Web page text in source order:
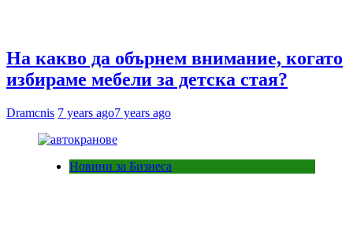
На какво да обърнем внимание, когато
избираме мебели за детска стая?
Dramcnis 7 years ago7 years ago
Новини за Бизнеса